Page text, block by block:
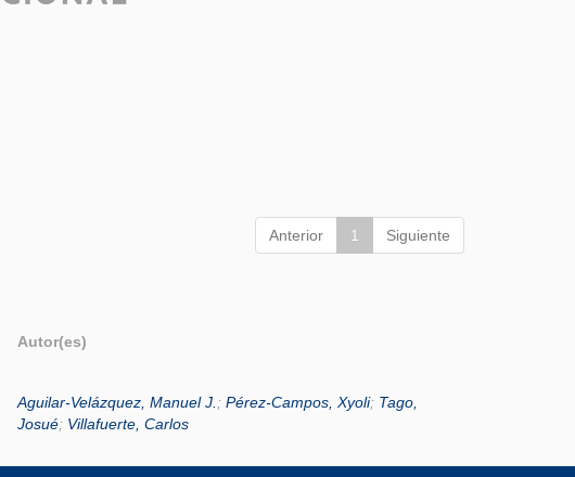
Anterior 1 Siguiente
Autor(es)
Aguilar-Velázquez, Manuel J. ; Pérez-Campos, Xyoli; Tago,
Josué; Villafuerte, Carlos